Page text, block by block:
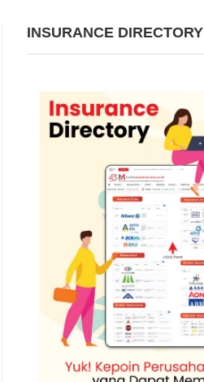
INSURANCE DIRECTORY